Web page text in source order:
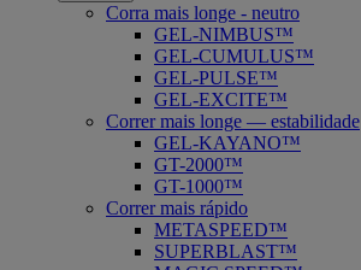
Corra mais longe - neutro
GEL-NIMBUS™
GEL-CUMULUS™
GEL-PULSE™
GEL-EXCITE™
Correr mais longe — estabilidade
GEL-KAYANO™
GT-2000™
GT-1000™
Correr mais rápido
METASPEED™
SUPERBLAST™